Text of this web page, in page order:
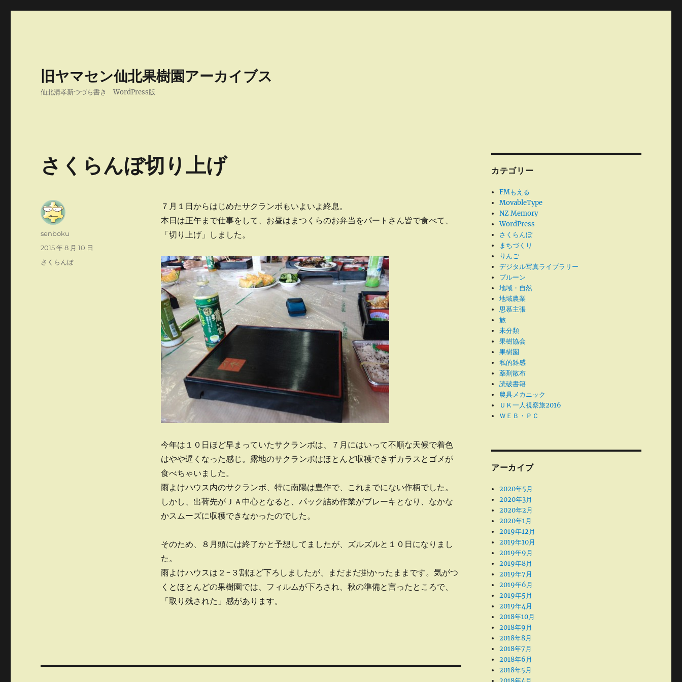
旧ヤマセン仙北果樹園アーカイブス
仙北清孝新つづら書き WordPress版
さくらんぼ切り上げ
７月１日からはじめたサクランボもいよいよ終息。
本日は正午まで仕事をして、お昼はまつくらのお弁当をパートさん皆で食べて、
「切り上げ」しました。
今年は１０日ほど早まっていたサクランボは、７月にはいって不順な天候で着色
はやや遅くなった感じ。露地のサクランボはほとんど収穫できずカラスとゴメが
食べちゃいました。
雨よけハウス内のサクランボ、特に南陽は豊作で、これまでにない作柄でした。
しかし、出荷先がＪＡ中心となると、パック詰め作業がブレーキとなり、なかな
かスムーズに収穫できなかったのでした。
そのため、８月頭には終了かと予想してましたが、ズルズルと１０日になりまし
た。
雨よけハウスは２-３割ほど下ろしましたが、まだまだ掛かったままです。気がつ
くとほとんどの果樹園では、フィルムが下ろされ、秋の準備と言ったところで、
「取り残された」感があります。
投
senboku
投
稿
2015 年 8 月 10 日
カ
さくらんぼ
カテゴリー
FMもえる
MovableType
NZ Memory
WordPress
さくらんぼ
まちづくり
りんご
デジタル写真ライブラリー
プルーン
地域・自然
地域農業
思慕主張
旅
未分類
果樹協会
果樹園
私的雑感
薬剤散布
読破書籍
農具メカニック
ＵＫ一人視察旅2016
ＷＥＢ・ＰＣ
アーカイブ
2020年5月
2020年3月
2020年2月
2020年1月
2019年12月
2019年10月
2019年9月
2019年8月
2019年7月
2019年6月
2019年5月
2019年4月
2018年10月
2018年9月
2018年8月
2018年7月
2018年6月
2018年5月